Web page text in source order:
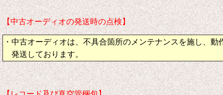
【中古オーディオの発送時の点検】
・中古オーディオは、不具合箇所のメンテナンスを施し、動
発送しております。